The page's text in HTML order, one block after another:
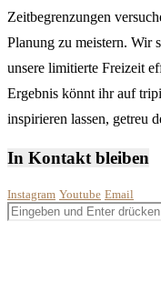
Zeitbegrenzungen
Planung zu meistern. Wir
unsere limitierte Freizeit
Ergebnis könnt ihr auf
inspirieren lassen, getreu
In Kontakt bleiben
Instagram Youtube Email